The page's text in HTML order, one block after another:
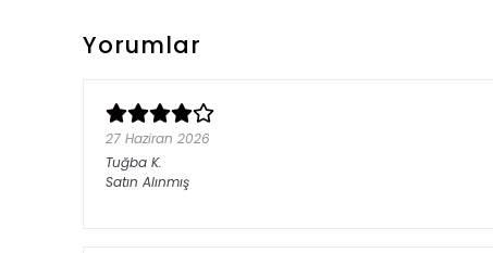
Yorumlar
27 Haziran 2026
Tuğba K.
Satın Alınmış